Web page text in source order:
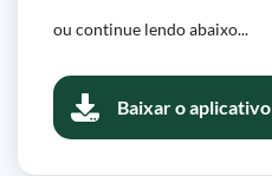
ou continue lendo abaixo...
Baixar o aplicativo